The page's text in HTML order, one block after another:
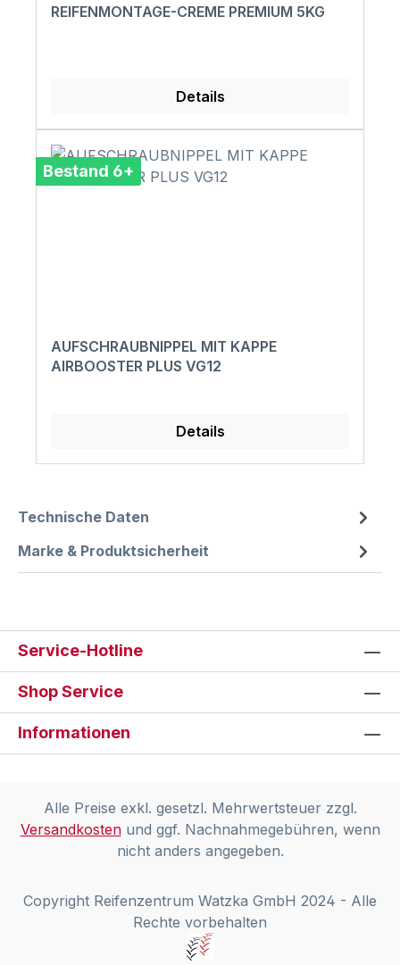
REIFENMONTAGE-CREME PREMIUM 5KG
Details
Bestand 6+
AUFSCHRAUBNIPPEL MIT KAPPE
AIRBOOSTER PLUS VG12
Details
Technische Daten
Marke & Produktsicherheit
Service-Hotline
Shop Service
Informationen
Alle Preise exkl. gesetzl. Mehrwertsteuer zzgl.
Versandkostenund ggf. Nachnahmegebühren, wenn
nicht anders angegeben.
Copyright Reifenzentrum Watzka GmbH 2024 - Alle
Rechte vorbehalten